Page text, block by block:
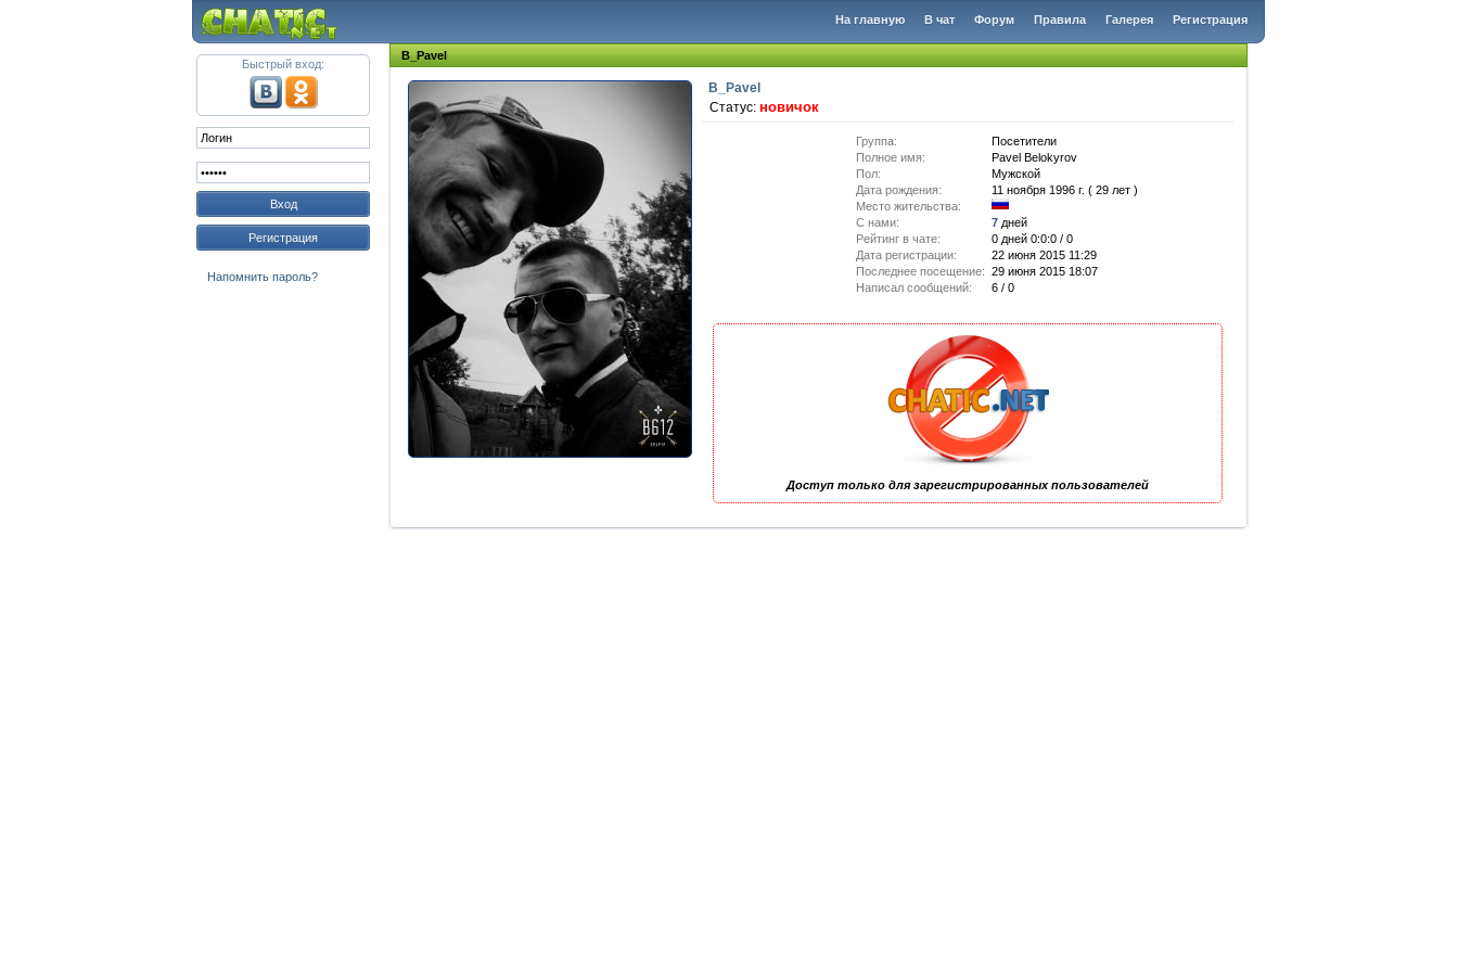
Регистрация
Галерея
Правила
Форум
В чат
На главную
Быстрый вход:
Вход
Регистрация
Напомнить пароль?
B_Pavel
B_Pavel
Статус: новичок
Группа:
Посетители
Полное имя:
Pavel Belokyrov
Пол:
Мужской
Дата рождения:
11 ноября 1996 г. ( 29 лет )
Место жительства:
C нами:
7 дней
Рейтинг в чате:
0 дней 0:0:0 / 0
Дата регистрации:
22 июня 2015 11:29
Последнее посещение: 29 июня 2015 18:07
Написал сообщений:
6 / 0
Доступ только для зарегистрированных пользователей